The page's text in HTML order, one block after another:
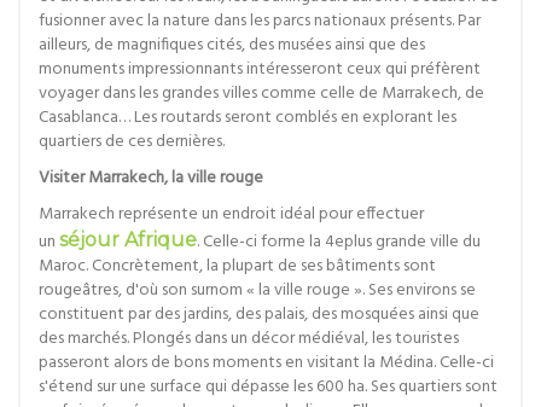
fusionner avec la nature dans les parcs nationaux présents. Par
ailleurs, de magnifiques cités, des musées ainsi que des
monuments impressionnants intéresseront ceux qui préfèrent
voyager dans les grandes villes comme celle de Marrakech, de
Casablanca… Les routards seront comblés en explorant les
quartiers de ces dernières.
Visiter Marrakech, la ville rouge
Marrakech représente un endroit idéal pour effectuer
un séjour Afrique. Celle-ci forme la 4eplus grande ville du
Maroc. Concrètement, la plupart de ses bâtiments sont
rougeâtres, d'où son surnom « la ville rouge ». Ses environs se
constituent par des jardins, des palais, des mosquées ainsi que
des marchés. Plongés dans un décor médiéval, les touristes
passeront alors de bons moments en visitant la Médina. Celle-ci
s'étend sur une surface qui dépasse les 600 ha. Ses quartiers sont